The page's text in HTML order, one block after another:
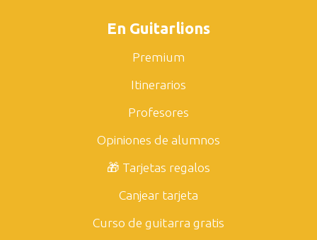
En Guitarlions
Premium
Itinerarios
Profesores
Opiniones de alumnos
🎁 Tarjetas regalos
Canjear tarjeta
Curso de guitarra gratis